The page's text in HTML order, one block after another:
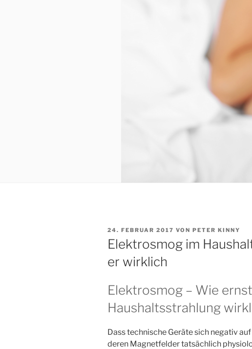
VERÖFFENTLICHT
AM
24. FEBRUAR 2017 VON PETER KINNY
Elektrosmog im
er wirklich
Elektrosmog – Wie
Haushaltsstrahlung
Dass technische Geräte sich negativ
deren Magnetfelder tatsächlich